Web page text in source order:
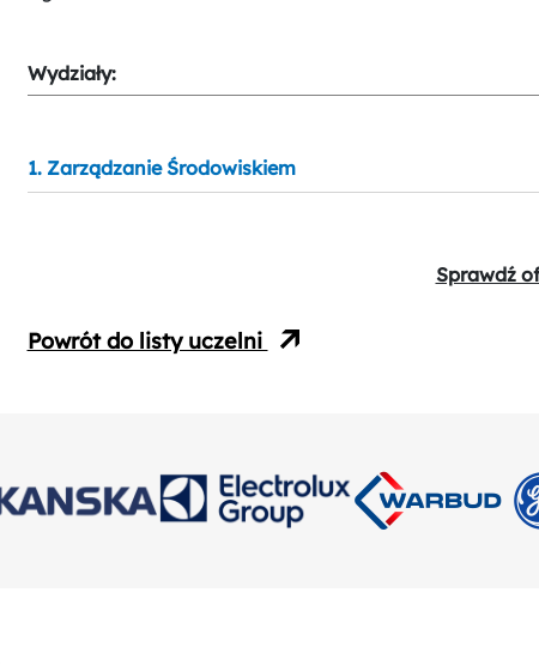
Wydziały:
1. Zarządzanie Środowiskiem
Sprawdź
Powrót do listy uczelni